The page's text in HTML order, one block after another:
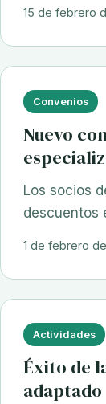
15 de febrero
Convenios
Nuevo
Los socios
descuentos
1 de febrero
Actividades
Éxito de
adaptado